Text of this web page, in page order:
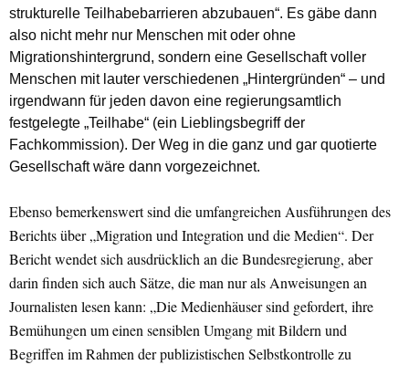
strukturelle Teilhabebarrieren abzubauen“. Es gäbe dann
also nicht mehr nur Menschen mit oder ohne
Migrationshintergrund, sondern eine Gesellschaft voller
Menschen mit lauter verschiedenen „Hintergründen“ – und
irgendwann für jeden davon eine regierungsamtlich
festgelegte „Teilhabe“ (ein Lieblingsbegriff der
Fachkommission). Der Weg in die ganz und gar quotierte
Gesellschaft wäre dann vorgezeichnet.
Ebenso bemerkenswert sind die umfangreichen Ausführungen des
Berichts über „Migration und Integration und die Medien“. Der
Bericht wendet sich ausdrücklich an die Bundesregierung, aber
darin finden sich auch Sätze, die man nur als Anweisungen an
Journalisten lesen kann: „Die Medienhäuser sind gefordert, ihre
Bemühungen um einen sensiblen Umgang mit Bildern und
Begriffen im Rahmen der publizistischen Selbstkontrolle zu